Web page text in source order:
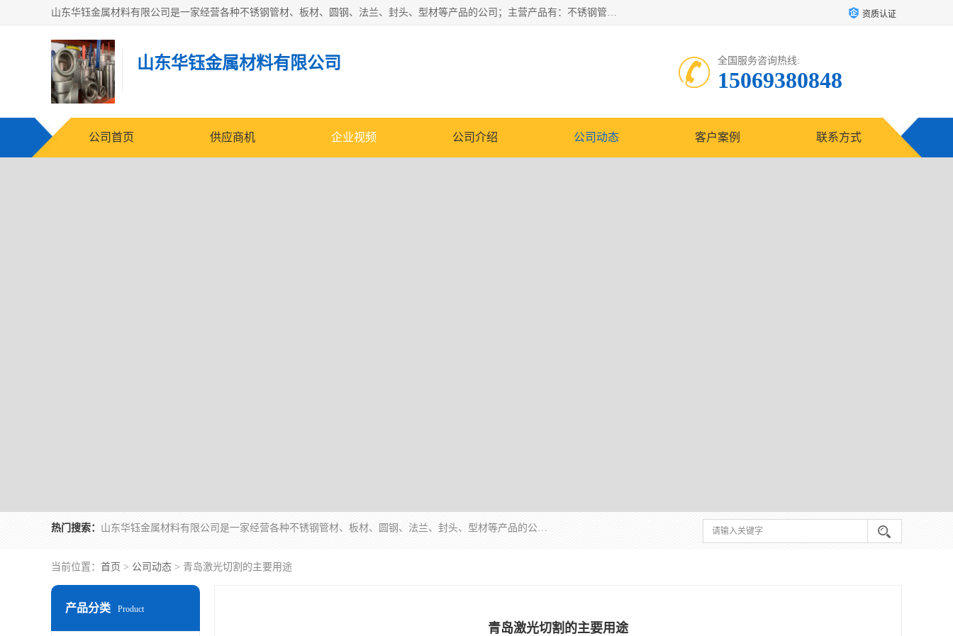
山东华钰金属材料有限公司是一家经营各种不锈钢管材、板材、圆钢、法兰、封头、型材等产品的公司；主营产品有：不锈钢管，激光切割，管件标准件，不锈钢圆钢，不锈钢人孔，不锈钢亮管，不锈钢角钢，不锈钢加工，不锈钢管子，不锈钢工业方管，不锈钢封头，不锈钢法兰，不锈钢阀门，不锈钢槽钢，不锈钢扁钢，不锈钢板等；可为客户制作各种规格的型材及不锈钢配件、非标准件及各种容器具等，能满足客户的不同采购要求。 资质认证
山东华钰金属材料有限公司 全国服务咨询热线:
15069380848
公司首页 供应商机 企业视频 公司介绍 公司动态 客户案例 联系方式
热门搜索： 山东华钰金属材料有限公司是一家经营各种不锈钢管材、板材、圆钢、法兰、封头、型材等产品的公司；主营产品有：不锈钢管，激光切割，管件标准件，不锈钢圆钢，不锈钢人孔，不锈钢亮管，不锈钢角钢，不锈钢加工，不锈钢管子，不锈钢工业方管，不锈钢封头，不锈钢法兰，不锈钢阀门，不锈钢槽钢，不锈钢扁钢，不锈钢板等；可为客户制作各种规格的型材及不锈钢配件、非标准件及各种容器具等，能满足客户的不同采购要求。
当前位置： 首页 > 公司动态 > 青岛激光切割的主要用途
产品分类 Product
青岛激光切割的主要用途